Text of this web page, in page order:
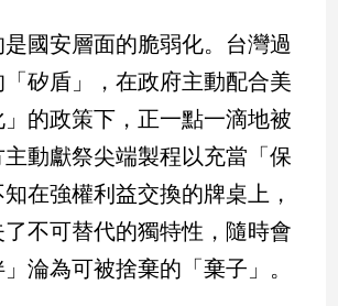
國安層面的脆弱化。台灣過
矽盾」，在政府主動配合美
的政策下，正一點一滴地被
動獻祭尖端製程以充當「保
在強權利益交換的牌桌上，
不可替代的獨特性，隨時會
淪為可被捨棄的「棄子」。